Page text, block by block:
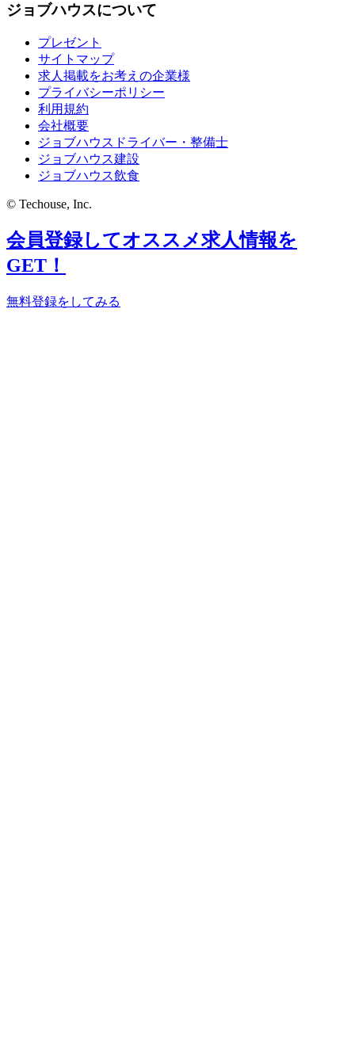
ジョブハウスについて
プレゼント
サイトマップ
求人掲載をお考えの企業様
プライバシーポリシー
利用規約
会社概要
ジョブハウスドライバー・整備士
ジョブハウス建設
ジョブハウス飲食
© Techouse, Inc.
会員登録してオススメ求人情報を
GET！
無料登録をしてみる